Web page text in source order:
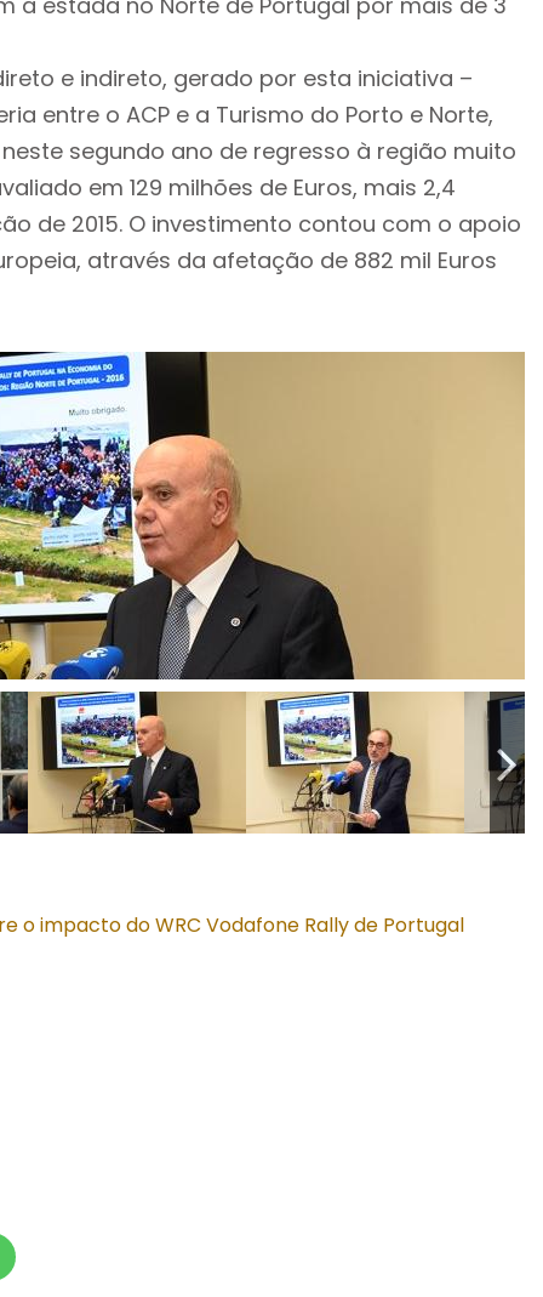
e indireto, gerado por esta iniciativa –
entre o ACP e a Turismo do Porto e Norte,
segundo ano de regresso à região muito
em 129 milhões de Euros, mais 2,4
de 2015. O investimento contou com o apoio
através da afetação de 882 mil Euros
o impacto do WRC Vodafone Rally de Portugal